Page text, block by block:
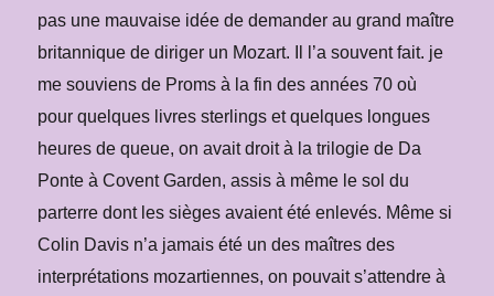
pas une mauvaise idée de demander au grand maître
britannique de diriger un Mozart. Il l’a souvent fait. je
me souviens de Proms à la fin des années 70 où
pour quelques livres sterlings et quelques longues
heures de queue, on avait droit à la trilogie de Da
Ponte à Covent Garden, assis à même le sol du
parterre dont les sièges avaient été enlevés. Même si
Colin Davis n’a jamais été un des maîtres des
interprétations mozartiennes, on pouvait s’attendre à